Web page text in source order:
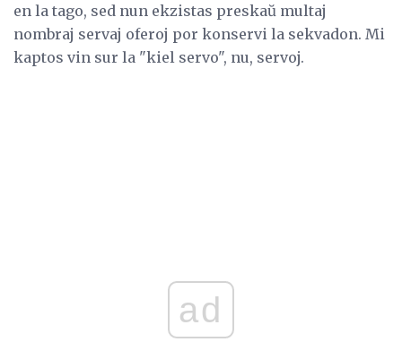
en la tago, sed nun ekzistas preskaŭ multaj
nombraj servaj oferoj por konservi la sekvadon. Mi
kaptos vin sur la "kiel servo", nu, servoj.
ad